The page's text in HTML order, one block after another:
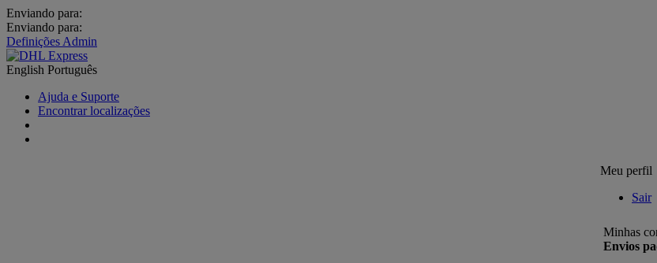
Enviando para:
Enviando para:
Definições Admin
English Português
Ajuda e Suporte
Encontrar localizações
Meu perfil
Sair
Minhas
Envios